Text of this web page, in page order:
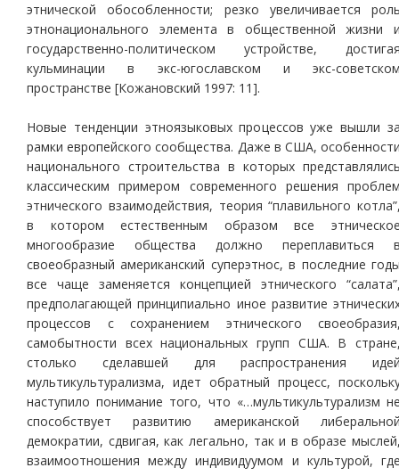
этнической обособленности; резко увеличивается
этнонационального элемента в общественной жизни
государственно-политическом устройстве,
кульминации в экс-югославском и экс-
пространстве [Кожановский 1997: 11].
Новые тенденции этноязыковых процессов уже вышли
рамки европейского сообщества. Даже в США,
национального строительства в которых
классическим примером современного решения
этнического взаимодействия, теория “плавильного
в котором естественным образом все
многообразие общества должно переплавиться
своеобразный американский суперэтнос, в последние
все чаще заменяется концепцией этнического
предполагающей принципиально иное развитие
процессов с сохранением этнического
самобытности всех национальных групп США. В
столько сделавшей для распространения
мультикультурализма, идет обратный процесс,
наступило понимание того, что «…мультикультурализм
способствует развитию американской
демократии, сдвигая, как легально, так и в образе
взаимоотношения между индивидуумом и культурой,